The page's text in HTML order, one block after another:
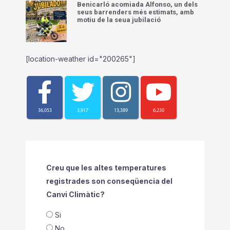
Benicarló acomiada Alfonso, un dels
seus barrenders més estimats, amb
motiu de la seua jubilació
[location-weather id="200265"]
36,053 3,917 13,389 6,230
Creu que les altes temperatures
registrades son conseqüencia del
Canvi Climàtic?
Si
No